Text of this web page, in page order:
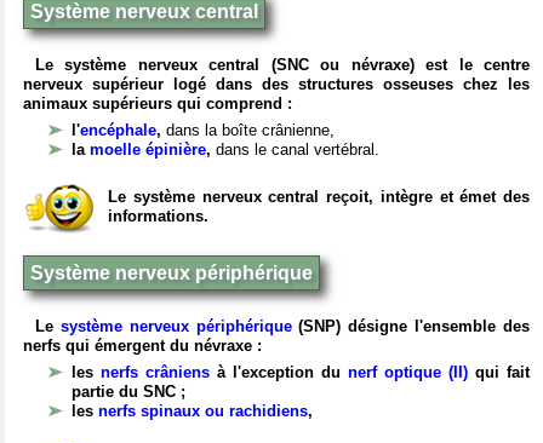
Système nerveux central
Le système nerveux central (SNC ou névraxe) est le centre
nerveux supérieur logé dans des structures osseuses chez les
animaux supérieurs qui comprend :
l'encéphale, dans la boîte crânienne,
la moelle épinière, dans le canal vertébral.
Le système nerveux central reçoit, intègre et émet des
informations.
Système nerveux périphérique
Le système nerveux périphérique(SNP) désigne l'ensemble des
nerfs qui émergent du névraxe :
les nerfs crâniens à l'exception du nerf optique (II) qui fait
partie du SNC ;
les nerfs spinaux ou rachidiens,